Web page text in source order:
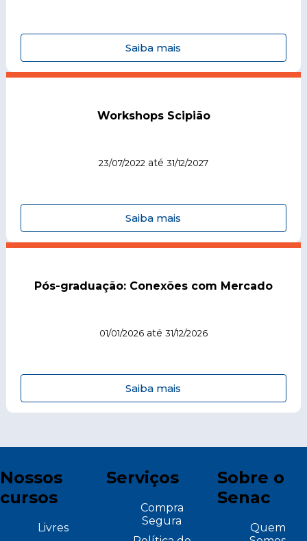
Saiba mais
Workshops Scipião
23/07/2022 até 31/12/2027
Saiba mais
Pós-graduação: Conexões com Mercado
01/01/2026 até 31/12/2026
Saiba mais
Nossos
cursos
Livres
Serviços
Compra
Segura
Sobre o
Senac
Quem